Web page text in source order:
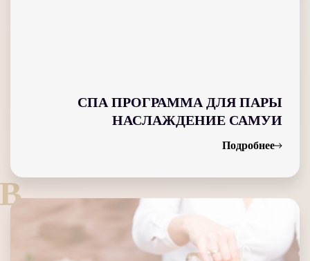
B
СПА ПРОГРАММА ДЛЯ ПАРЫ
НАСЛАЖДЕНИЕ САМУИ
Подробнее